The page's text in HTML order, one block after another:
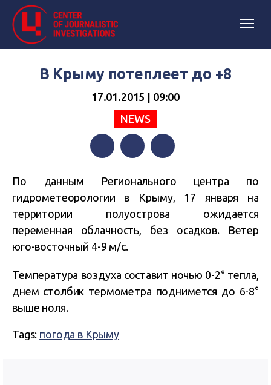
В Крыму потеплеет до +8
17.01.2015 | 09:00
NEWS
По данным Регионального центра по
гидрометеорологии в Крыму, 17 января на
территории полуострова ожидается
переменная облачность, без осадков. Ветер
юго-восточный 4-9 м/с.
Температура воздуха составит ночью 0-2° тепла,
днем столбик термометра поднимется до 6-8°
выше ноля.
Tags: погода в Крыму